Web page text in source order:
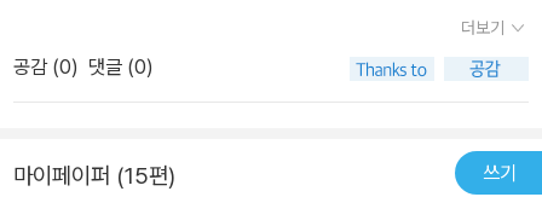
각이 들었다. 시간이 좀 더 지나고 다시 한 번 읽어봐야겠다. 그땐 어
떤 느낌으로 다가올지 벌써부터 기대가 된다.
을 시작해 결혼을 약속했는데전 남편이 돌아오면서 불행이 닥쳐온다.
전 남편이 갑자기 한 밤에 찾아와 한 방에 있는중 건너편 집에서 일어
난 살인사건을 목격하게 된것. 전 남편과 같이 있던걸 들키고 싶지 않
진 정신과 박사는 그녀를 구해주기 위해 최선을 다한다. 이 범죄의 트
더보기
공감 (0) 댓글 (0)
마이페이퍼 (15편) 쓰기